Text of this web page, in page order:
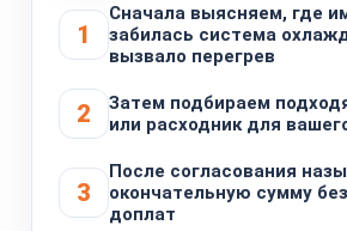
1
Сначала выясняем, где
забилась система
вызвало перегрев
2
Затем подбираем
или расходник для
3
После согласования
окончательную сумму
доплат